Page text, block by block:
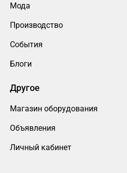
Мода
Производство
События
Блоги
Другое
Магазин оборудования
Объявления
Личный кабинет